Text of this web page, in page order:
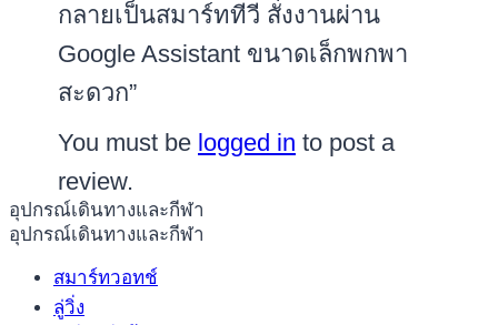
อุปกรณ์เดินทางและกีฬา
อุปกรณ์เดินทางและกีฬา
สมาร์ทวอทช์
ลู่วิ่ง
กลายเป็นสมาร์ททีวี สั่งงานผ่าน
Google Assistant ขนาดเล็กพกพา
สะดวก”
You must be logged in to post a
review.